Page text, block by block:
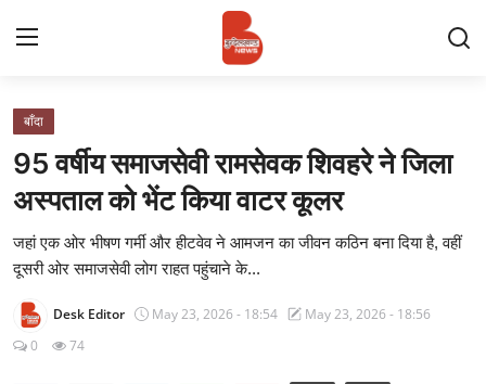
प्रमुख ख़बर
राज्य
बाँदा
95 वर्षीय समाजसेवी रामसेवक शिवहरे ने जिला
अस्पताल को भेंट किया वाटर कूलर
जहां एक ओर भीषण गर्मी और हीटवेव ने आमजन का जीवन कठिन बना दिया है, वहीं
दूसरी ओर समाजसेवी लोग राहत पहुंचाने के...
Desk Editor May 23, 2026 - 18:54
May 23, 2026 - 18:56
0
74